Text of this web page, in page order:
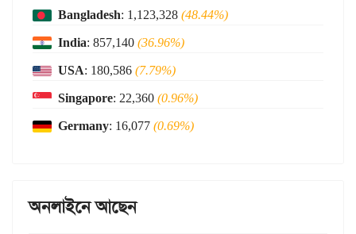
Bangladesh: 1,123,328(48.44%)
India: 857,140(36.96%)
USA: 180,586(7.79%)
Singapore: 22,360(0.96%)
Germany: 16,077(0.69%)
অনলাইনে আছেন